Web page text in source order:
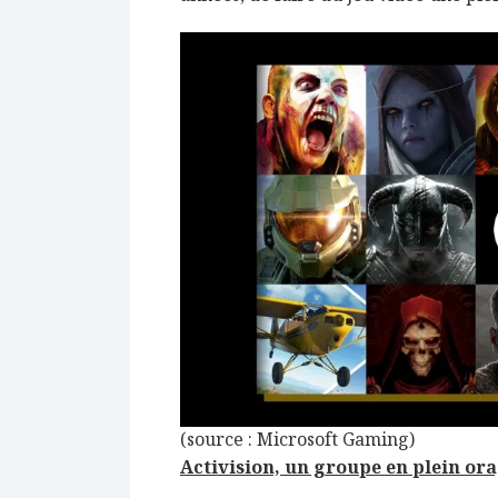
(source : Microsoft Gaming)
Activision, un groupe en plein